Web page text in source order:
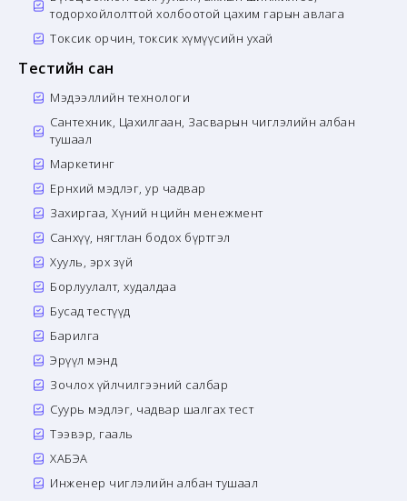
тодорхойлолттой холбоотой цахим гарын авлага
Токсик орчин, токсик хүмүүсийн ухай
Тестийн сан
Мэдээллийн технологи
Сантехник, Цахилгаан, Засварын чиглэлийн албан
тушаал
Маркетинг
Ерөнхий мэдлэг, ур чадвар
Захиргаа, Хүний нөөцийн менежмент
Санхүү, нягтлан бодох бүртгэл
Хууль, эрх зүй
Борлуулалт, худалдаа
Бусад тестүүд
Барилга
Эрүүл мэнд
Зочлох үйлчилгээний салбар
Суурь мэдлэг, чадвар шалгах тест
Тээвэр, гааль
ХАБЭА
Инженер чиглэлийн албан тушаал